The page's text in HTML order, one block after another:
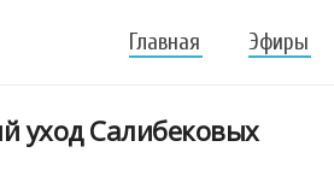
Главная Эфиры
уход Салибековых